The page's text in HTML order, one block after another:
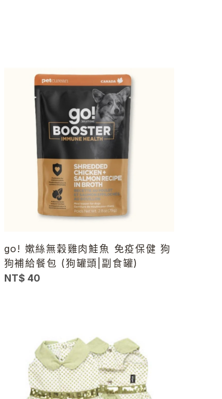
go! 嫰絲無穀雞肉鮭魚 免疫保健 狗
狗補給餐包 (狗罐頭|副食罐)
NT$ 40